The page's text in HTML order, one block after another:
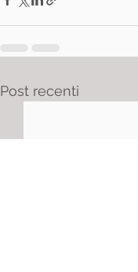
Post recenti